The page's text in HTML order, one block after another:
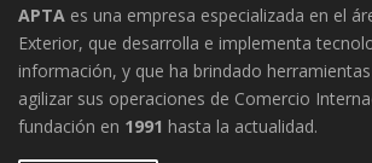
APTA es una empresa especializada en el
Exterior, que desarrolla e implementa
información, y que ha brindado
agilizar sus operaciones de Comercio
fundación en 1991 hasta la actualidad.